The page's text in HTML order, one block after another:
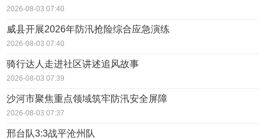
2026-08-03 07:40
威县开展2026年防汛抢险综合应急演练
2026-08-03 07:40
骑行达人走进社区讲述追风故事
2026-08-03 07:39
沙河市聚焦重点领域筑牢防汛安全屏障
2026-08-03 07:37
邢台队3:3战平沧州队